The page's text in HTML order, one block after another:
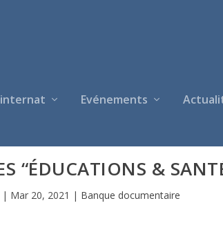
Evénements
“ÉDUCATIONS &
| Mar 20, 2021 | Banque documentaire